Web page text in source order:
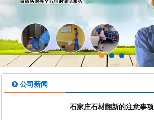
公司新闻
石家庄石材翻新的注意事项